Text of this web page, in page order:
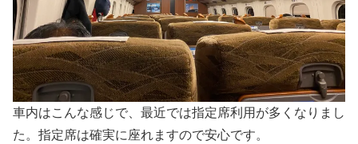
車内はこんな感じで、最近では指定席利用が多くなりまし
た。指定席は確実に座れますので安心です。